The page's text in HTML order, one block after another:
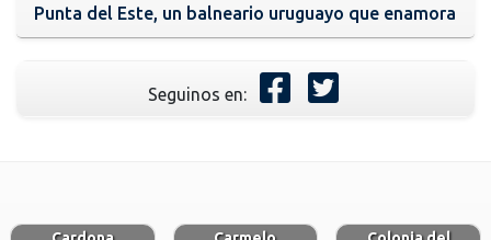
Punta del Este, un balneario uruguayo que enamora
Seguinos en: